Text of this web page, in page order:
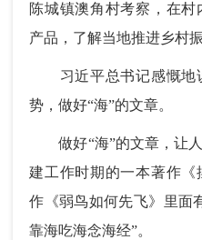
陈城镇澳角村考察，在
产品，了解当地推进乡村
习近平总书记感慨地
势，做好“海”的文章。
做好“海”的文章，让人
建工作时期的一本著作《
作《弱鸟如何先飞》里面
靠海吃海念海经”。